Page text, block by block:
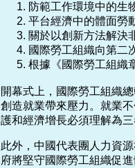
防範工作環境中的生
平台經濟中的體面勞
關於以創新方法解決
國際勞工組織向第二
根據《國際勞工組織
開幕式上，國際勞工組織
創造就業帶來壓力。就業
護和經濟增長必須理解為
此外，中國代表團人力資
府將堅守國際勞工組織促